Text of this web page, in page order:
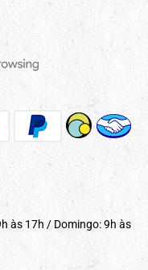
às 17h / Domingo: 9h às